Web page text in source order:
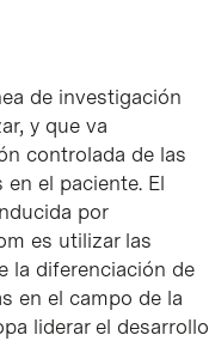
de investigación
y que va
controlada de las
el paciente. El
por
es utilizar las
la diferenciación de
en el campo de la
liderar el desarrollo